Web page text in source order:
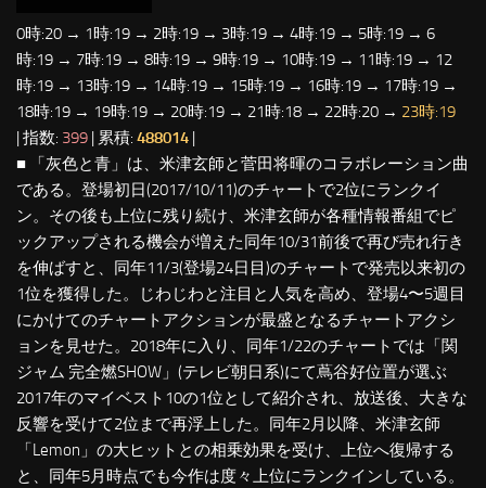
0時:20 → 1時:19 → 2時:19 → 3時:19 → 4時:19 → 5時:19 → 6
時:19 → 7時:19 → 8時:19 → 9時:19 → 10時:19 → 11時:19 → 12
時:19 → 13時:19 → 14時:19 → 15時:19 → 16時:19 → 17時:19 →
18時:19 → 19時:19 → 20時:19 → 21時:18 → 22時:20 → 23時:19
| 指数: 399 | 累積: 488014 |
■ 「灰色と青」は、米津玄師と菅田将暉のコラボレーション曲
である。登場初日(2017/10/11)のチャートで2位にランクイ
ン。その後も上位に残り続け、米津玄師が各種情報番組でピ
ックアップされる機会が増えた同年10/31前後で再び売れ行き
を伸ばすと、同年11/3(登場24日目)のチャートで発売以来初の
1位を獲得した。じわじわと注目と人気を高め、登場4〜5週目
にかけてのチャートアクションが最盛となるチャートアクシ
ョンを見せた。2018年に入り、同年1/22のチャートでは「関
ジャム 完全燃SHOW」(テレビ朝日系)にて蔦谷好位置が選ぶ
2017年のマイベスト10の1位として紹介され、放送後、大きな
反響を受けて2位まで再浮上した。同年2月以降、米津玄師
「Lemon」の大ヒットとの相乗効果を受け、上位へ復帰する
と、同年5月時点でも今作は度々上位にランクインしている。